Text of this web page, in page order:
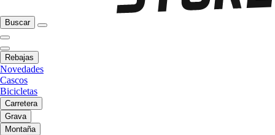
Buscar
Rebajas
Novedades
Cascos
Bicicletas
Carretera
Grava
Montaña